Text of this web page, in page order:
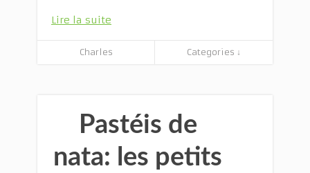
Lire la suite
Charles Categories ↓
Pastéis de
nata: les petits